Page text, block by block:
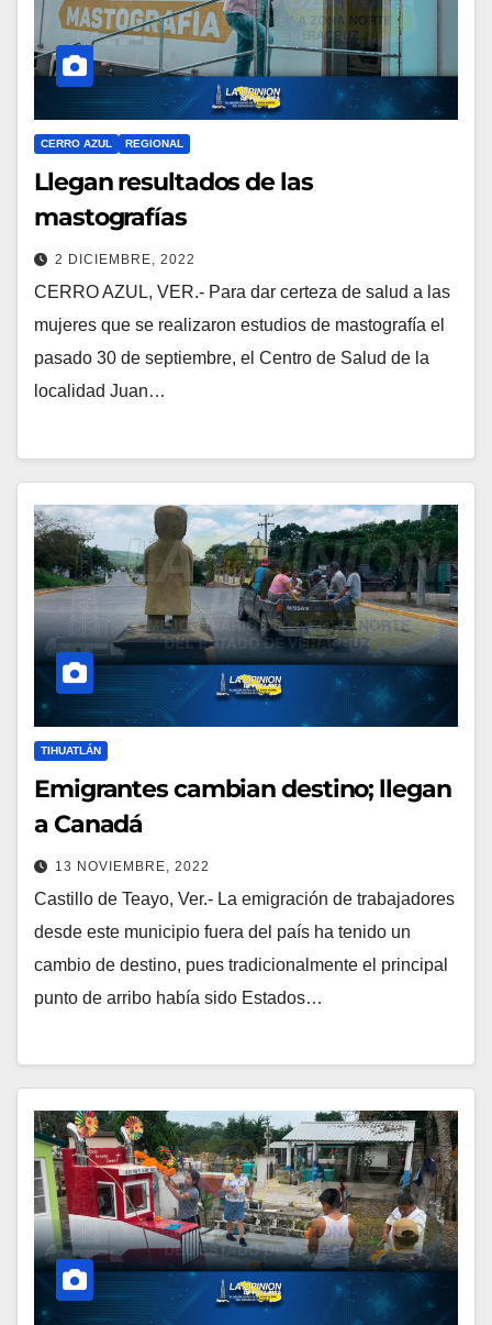
CERRO AZUL REGIONAL
Llegan resultados de las
mastografías
2 DICIEMBRE, 2022
CERRO AZUL, VER.- Para dar certeza de salud a las
mujeres que se realizaron estudios de mastografía el
pasado 30 de septiembre, el Centro de Salud de la
localidad Juan…
TIHUATLÁN
Emigrantes cambian destino; llegan
a Canadá
13 NOVIEMBRE, 2022
Castillo de Teayo, Ver.- La emigración de trabajadores
desde este municipio fuera del país ha tenido un
cambio de destino, pues tradicionalmente el principal
punto de arribo había sido Estados…